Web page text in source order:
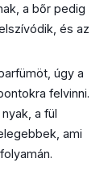
a bőr pedig
és az
úgy a
felvinni.
a fül
ami